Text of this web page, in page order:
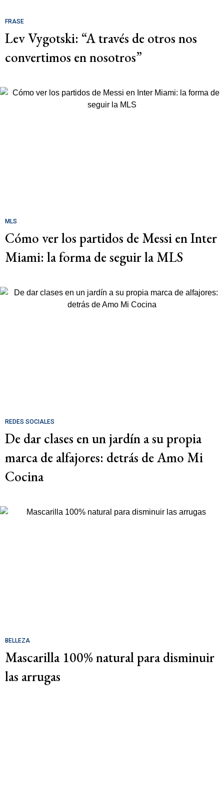
FRASE
Lev Vygotski: “A través de otros nos
convertimos en nosotros”
MLS
Cómo ver los partidos de Messi en Inter
Miami: la forma de seguir la MLS
REDES SOCIALES
De dar clases en un jardín a su propia
marca de alfajores: detrás de Amo Mi
Cocina
BELLEZA
Mascarilla 100% natural para disminuir
las arrugas